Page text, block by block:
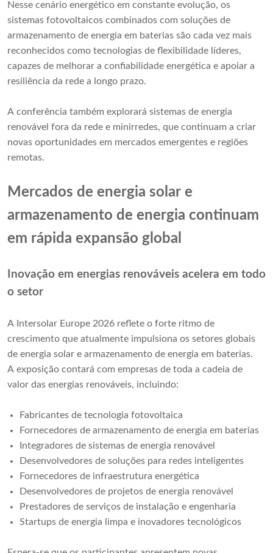
Nesse cenário energético em constante evolução, os
sistemas fotovoltaicos combinados com soluções de
armazenamento de energia em baterias são cada vez mais
reconhecidos como tecnologias de flexibilidade líderes,
capazes de melhorar a confiabilidade energética e apoiar a
resiliência da rede a longo prazo.
A conferência também explorará sistemas de energia
renovável fora da rede e minirredes, que continuam a criar
novas oportunidades em mercados emergentes e regiões
remotas.
Mercados de energia solar e
armazenamento de energia continuam
em rápida expansão global
Inovação em energias renováveis ​​acelera em todo
o setor
A Intersolar Europe 2026 reflete o forte ritmo de
crescimento que atualmente impulsiona os setores globais
de energia solar e armazenamento de energia em baterias.
A exposição contará com empresas de toda a cadeia de
valor das energias renováveis, incluindo:
Fabricantes de tecnologia fotovoltaica
Fornecedores de armazenamento de energia em baterias
Integradores de sistemas de energia renovável
Desenvolvedores de soluções para redes inteligentes
Fornecedores de infraestrutura energética
Desenvolvedores de projetos de energia renovável
Prestadores de serviços de instalação e engenharia
Startups de energia limpa e inovadores tecnológicos